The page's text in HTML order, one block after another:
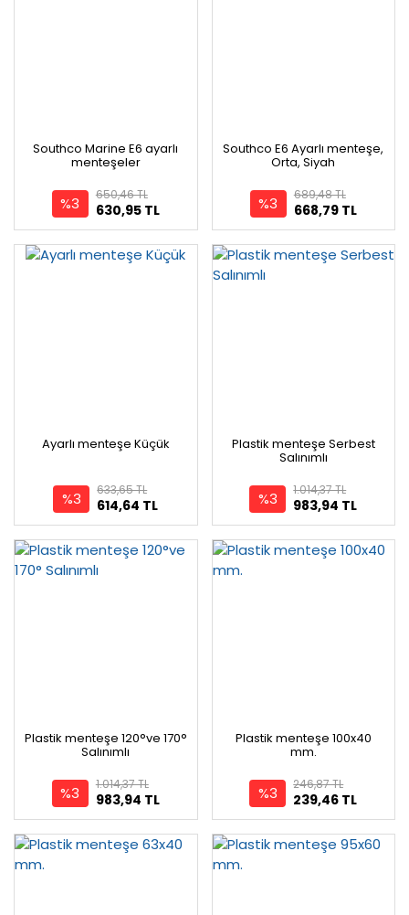
Southco Marine E6 ayarlı
menteşeler
%3 630,95 TL
650,46 TL
Southco E6 Ayarlı menteşe,
Orta, Siyah
%3 668,79 TL
689,48 TL
Ayarlı menteşe Küçük
%3 614,64 TL
633,65 TL
Plastik menteşe Serbest
Salınımlı
%3 983,94 TL
1.014,37 TL
Plastik menteşe 120°ve 170°
Salınımlı
%3 983,94 TL
1.014,37 TL
Plastik menteşe 100x40
mm.
%3 239,46 TL
246,87 TL